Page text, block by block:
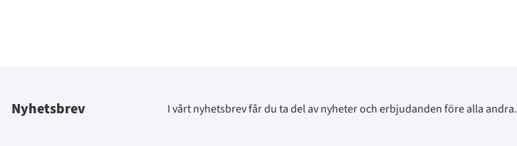
Nyhetsbrev I vårt nyhetsbrev får du ta del av nyheter och erbjudanden före alla andra.